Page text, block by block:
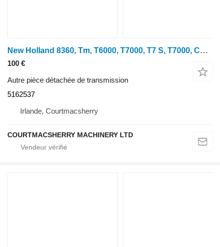
New Holland 8360, Tm, T6000, T7000, T7 S, T7000, Couvercle, Support gauche 5162537 pour tracteur à roues
100 €
Autre pièce détachée de transmission
5162537
Irlande, Courtmacsherry
COURTMACSHERRY MACHINERY LTD